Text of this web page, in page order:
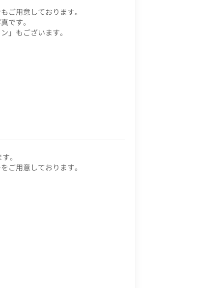
ご用意しております。
です。
」もございます。
。
ご用意しております。